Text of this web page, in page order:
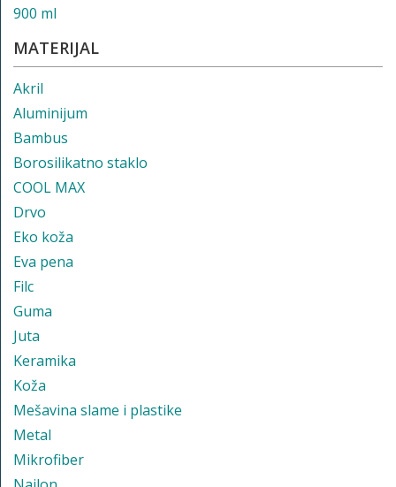
900 ml
MATERIJAL
Akril
Aluminijum
Bambus
Borosilikatno staklo
COOL MAX
Drvo
Eko koža
Eva pena
Filc
Guma
Juta
Keramika
Koža
Mešavina slame i plastike
Metal
Mikrofiber